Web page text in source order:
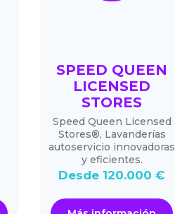
SPEED QUEEN
LICENSED
STORES
Speed Queen Licensed
Stores®, Lavanderías
autoservicio innovadoras
y eficientes.
Desde 120.000 €